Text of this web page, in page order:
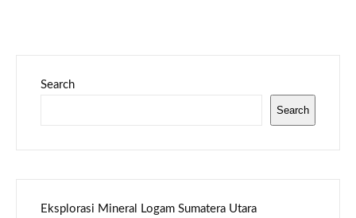
Search
Search
Eksplorasi Mineral Logam Sumatera Utara